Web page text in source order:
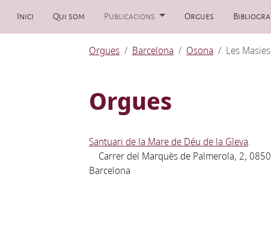
Inici Qui som Publicacions Orgues
Orgues Barcelona Osona Les
Orgues
Santuari de la Mare de Déu de la Gleva.
Carrer del Marquès de Palmerola, 2,
Barcelona